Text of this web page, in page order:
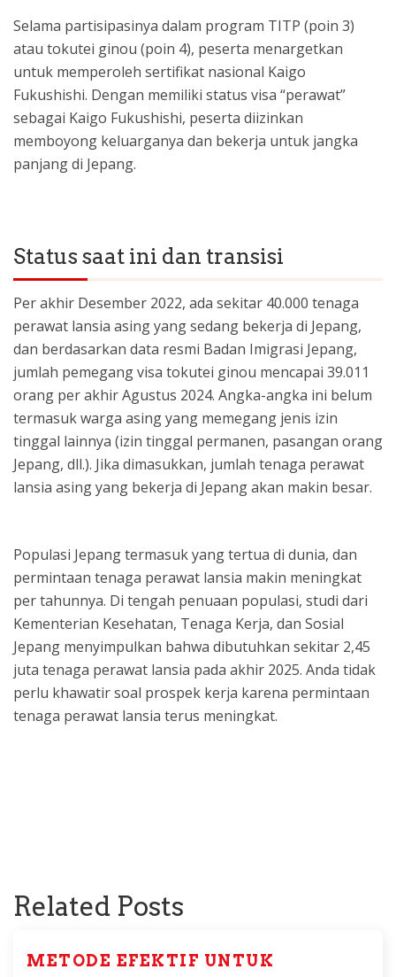
Selama partisipasinya dalam program TITP (poin 3)
atau tokutei ginou (poin 4), peserta menargetkan
untuk memperoleh sertifikat nasional Kaigo
Fukushishi. Dengan memiliki status visa “perawat”
sebagai Kaigo Fukushishi, peserta diizinkan
memboyong keluarganya dan bekerja untuk jangka
panjang di Jepang.
Status saat ini dan transisi
Per akhir Desember 2022, ada sekitar 40.000 tenaga
perawat lansia asing yang sedang bekerja di Jepang,
dan berdasarkan data resmi Badan Imigrasi Jepang,
jumlah pemegang visa tokutei ginou mencapai 39.011
orang per akhir Agustus 2024. Angka-angka ini belum
termasuk warga asing yang memegang jenis izin
tinggal lainnya (izin tinggal permanen, pasangan orang
Jepang, dll.). Jika dimasukkan, jumlah tenaga perawat
lansia asing yang bekerja di Jepang akan makin besar.
Populasi Jepang termasuk yang tertua di dunia, dan
permintaan tenaga perawat lansia makin meningkat
per tahunnya. Di tengah penuaan populasi, studi dari
Kementerian Kesehatan, Tenaga Kerja, dan Sosial
Jepang menyimpulkan bahwa dibutuhkan sekitar 2,45
juta tenaga perawat lansia pada akhir 2025. Anda tidak
perlu khawatir soal prospek kerja karena permintaan
tenaga perawat lansia terus meningkat.
Related Posts
METODE EFEKTIF UNTUK